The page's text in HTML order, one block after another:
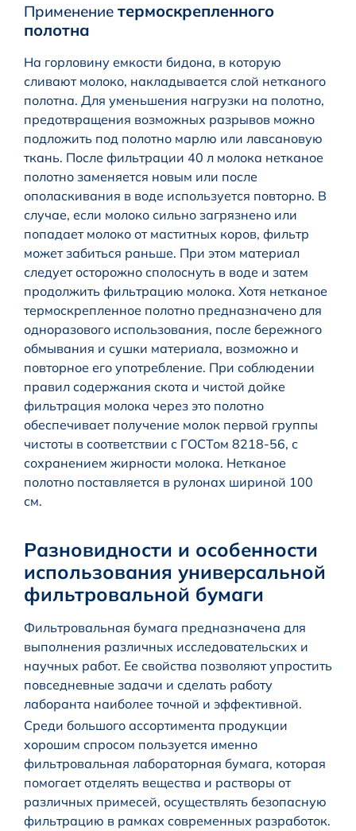
Применение термоскрепленного
полотна
На горловину емкости бидона, в которую
сливают молоко, накладывается слой нетканого
полотна. Для уменьшения нагрузки на полотно,
предотвращения возможных разрывов можно
подложить под полотно марлю или лавсановую
ткань. После фильтрации 40 л молока нетканое
полотно заменяется новым или после
ополаскивания в воде используется повторно. В
случае, если молоко сильно загрязнено или
попадает молоко от маститных коров, фильтр
может забиться раньше. При этом материал
следует осторожно сполоснуть в воде и затем
продолжить фильтрацию молока. Хотя нетканое
термоскрепленное полотно предназначено для
одноразового использования, после бережного
обмывания и сушки материала, возможно и
повторное его употребление. При соблюдении
правил содержания скота и чистой дойке
фильтрация молока через это полотно
обеспечивает получение молок первой группы
чистоты в соответствии с ГОСТом 8218-56, с
сохранением жирности молока. Нетканое
полотно поставляется в рулонах шириной 100
см.
Разновидности и особенности
использования универсальной
фильтровальной бумаги
Фильтровальная бумага предназначена для
выполнения различных исследовательских и
научных работ. Ее свойства позволяют упростить
повседневные задачи и сделать работу
лаборанта наиболее точной и эффективной.
Среди большого ассортимента продукции
хорошим спросом пользуется именно
фильтровальная лабораторная бумага, которая
помогает отделять вещества и растворы от
различных примесей, осуществлять безопасную
фильтрацию в рамках современных разработок.